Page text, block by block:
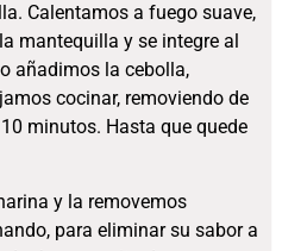
Calentamos a fuego suave,
mantequilla y se integre al
añadimos la cebolla,
cocinar, removiendo de
minutos. Hasta que quede
y la removemos
para eliminar su sabor a